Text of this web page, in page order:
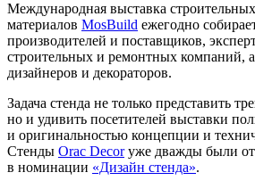
Международная выставка
материалов MosBuild ежегодно
производителей и поставщиков,
строительных и ремонтных компаний,
дизайнеров и декораторов.
Задача стенда не только представить
но и удивить посетителей выставки
и оригинальностью концепции и
Стенды Orac Decorуже дважды были
в номинации «Дизайн стенда».